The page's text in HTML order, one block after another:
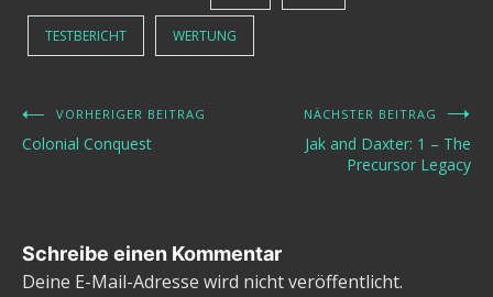
TESTBERICHT WERTUNG
Beitragsnavigation
VORHERIGER BEITRAG
Colonial Conquest
NÄCHSTER BEITRAG
Jak and Daxter: 1 – The
Precursor Legacy
Schreibe einen Kommentar
Deine E-Mail-Adresse wird nicht veröffentlicht.